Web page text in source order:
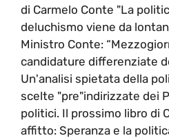
di Carmelo Conte "La
deluchismo viene da
Ministro Conte:
candidature differenziate
Un'analisi spietata della
scelte "pre"indirizzate dei
politici. Il prossimo libro di
affitto: Speranza e la